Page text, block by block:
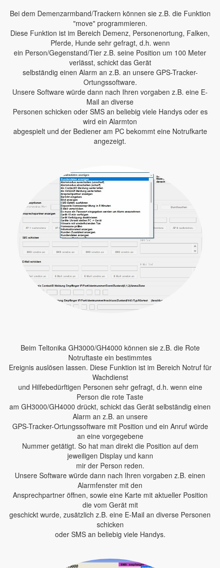
Bei dem Demenzarmband/Trackern können sie z.B. die Funktion
"move" programmieren.
Diese Funktion ist im Bereich Demenz, Personenortung, Falken,
Pferde, Hunde sehr gefragt, d.h. wenn
ein Person/Gegenstand/Tier z.B. seine Position um 100 Meter
verlässt, schickt das Gerät
selbständig einen Alarm an z.B. an unsere GPS-Tracker-
Ortungssoftware.
Unsere Software würde dann nach Ihren vorgaben z.B. eine E-
Mail an diverse
Personen schicken oder SMS an beliebig viele Handys oder es
wird ein Alarmton
abgespielt und der Bediener am PC bekommt eine Notrufkarte
angezeigt.
Beim Teltonika GH3000/GH4000 können sie z.B. die Rote
Notruftaste ein bestimmtes
Ereignis auslösen lassen. Diese Funktion ist im Bereich Notruf für
Wachdienst
und Hilfebedürftigen Personen sehr gefragt, d.h. wenn eine
Person die rote Taste
am GH3000/GH4000 drückt, schickt das Gerät selbständig einen
Alarm an z.B. an unsere
GPS-Tracker-Ortungssoftware mit Position und ein Anruf würde
an eine vorgegebene
Nummer getätigt. So hat man direkt die Position auf dem
jeweiligen Display und kann
mir der Person reden.
Unsere Software würde dann nach Ihren vorgaben z.B. einen
Alarmfenster mit den
Ansprechpartner öffnen, sowie eine Karte mit aktueller Position
die vom Gerät mit
geschickt wurde, zusätzlich z.B. eine E-Mail an diverse Personen
schicken
oder SMS an beliebig viele Handys.